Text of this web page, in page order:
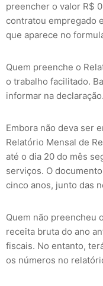
preencher o valor R$
contratou empregado
que aparece no
Quem preenche o
o trabalho facilitado.
informar na declaração.
Embora não deva ser
Relatório Mensal de
até o dia 20 do mês
serviços. O
cinco anos, junto das
Quem não preencheu
receita bruta do ano
fiscais. No entanto,
os números no